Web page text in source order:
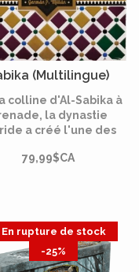
(Multilingue)
colline d'Al-Sabika à
la dynastie
a créé l'une des
de
79,99$CA
En rupture de stock
-25%